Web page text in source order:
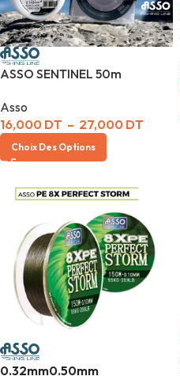
ASSO SENTINEL 50m
Asso
16,000 DT – 27,000 DT
Choix Des Options
0.32mm0.50mm